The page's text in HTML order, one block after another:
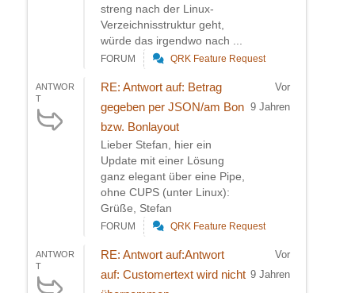
streng nach der Linux-
Verzeichnisstruktur geht,
würde das irgendwo nach ...
FORUM QRK Feature Request
ANTWOR
T
RE: Antwort auf: Betrag
gegeben per JSON/am Bon
bzw. Bonlayout
Lieber Stefan, hier ein
Update mit einer Lösung
ganz elegant über eine Pipe,
ohne CUPS (unter Linux):
Grüße, Stefan
Vor
9 Jahren
FORUM QRK Feature Request
ANTWOR
T
RE: Antwort auf:Antwort
auf: Customertext wird nicht
Vor
9 Jahren